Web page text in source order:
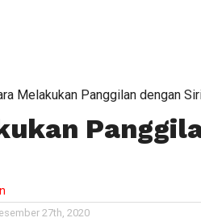
Melakukan Panggilan dengan
27th, 2020